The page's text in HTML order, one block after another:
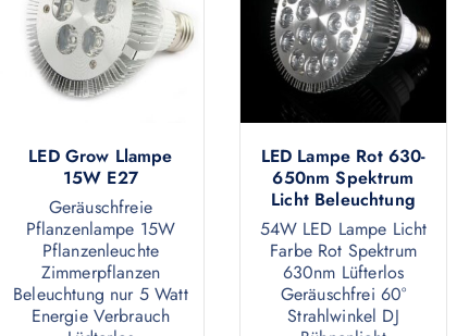
LED Grow Llampe
15W E27
Geräuschfreie
Pflanzenlampe 15W
Pflanzenleuchte
Zimmerpflanzen
Beleuchtung nur 5 Watt
Energie Verbrauch
LED Lampe Rot 630-
650nm Spektrum
Licht Beleuchtung
54W LED Lampe Licht
Farbe Rot Spektrum
630nm Lüfterlos
Geräuschfrei 60°
Strahlwinkel DJ